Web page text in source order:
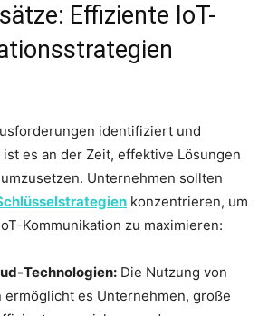
Effiziente IoT-
identifiziert und
es an der Zeit, effektive Lösungen
Unternehmen sollten
konzentrieren, um
Kommunikation zu maximieren:
Technologien: Die Nutzung von
es Unternehmen, große